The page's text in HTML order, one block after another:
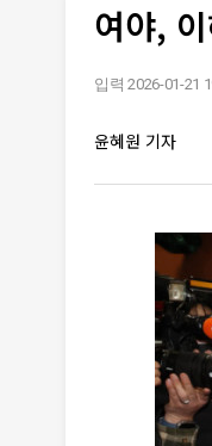
여야,
입력 2026-01-21
윤혜원 기자